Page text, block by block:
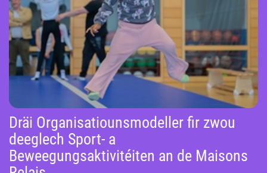
Dräi Organisatiounsmodeller fir zwou
deeglech Sport- a
Beweegungsaktivitéiten an de Maisons